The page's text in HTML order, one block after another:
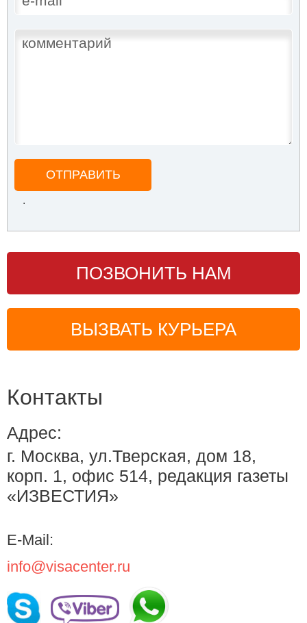
ОТПРАВИТЬ
.
ПОЗВОНИТЬ НАМ
ВЫЗВАТЬ КУРЬЕРА
Контакты
Адрес:
г. Москва, ул.Тверская, дом 18,
корп. 1, офис 514, редакция газеты
«ИЗВЕСТИЯ»
E-Mail:
info@visacenter.ru